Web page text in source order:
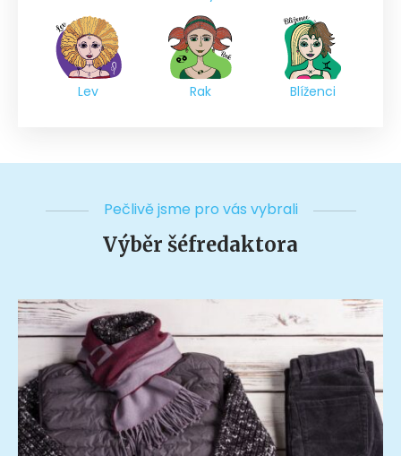
Lev Rak Blíženci
Pečlivě jsme pro vás vybrali
Výběr šéfredaktora